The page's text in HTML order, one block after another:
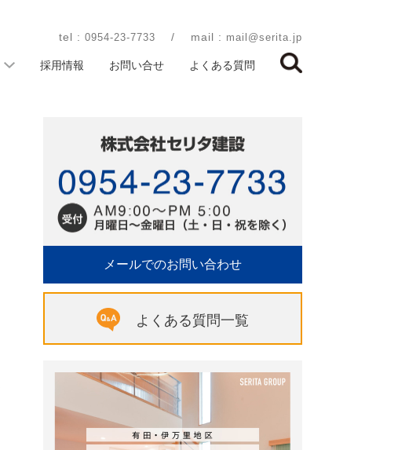
tel : 0954-23-7733 / mail : mail@serita.jp
採用情報 お問い合せ よくある質問
メールでのお問い合わせ
よくある質問一覧